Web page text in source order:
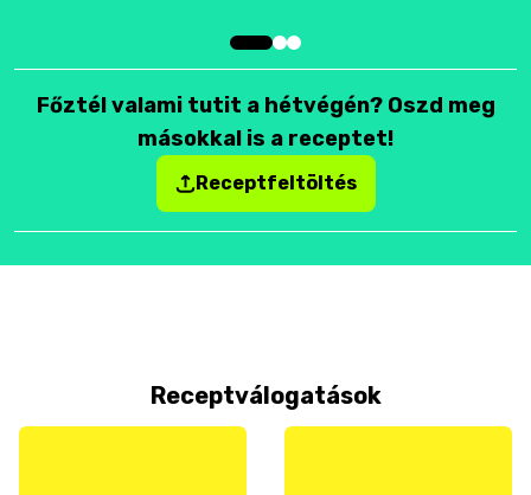
Főztél valami tutit a hétvégén? Oszd meg
másokkal is a receptet!
Receptfeltöltés
Receptválogatások